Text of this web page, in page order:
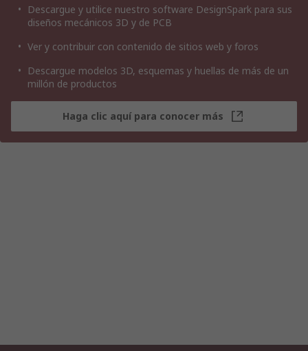
Descargue y utilice nuestro software DesignSpark para sus
diseños mecánicos 3D y de PCB
Ver y contribuir con contenido de sitios web y foros
Descargue modelos 3D, esquemas y huellas de más de un
millón de productos
Haga clic aquí para conocer más